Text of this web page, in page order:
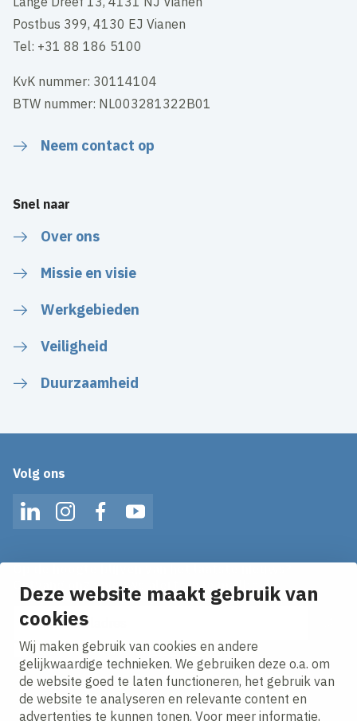
Deze website maakt gebruik van
cookies
Wij maken gebruik van cookies en andere
gelijkwaardige technieken. We gebruiken deze o.a. om
de website goed te laten functioneren, het gebruik van
de website te analyseren en relevante content en
advertenties te kunnen tonen. Voor meer informatie,
Postbus 399, 4130 EJ Vianen
Tel: +31 88 186 5100
KvK nummer: 30114104
BTW nummer: NL003281322B01
Neem contact op
Snel naar
Over ons
Missie en visie
Werkgebieden
Veiligheid
Duurzaamheid
Volg ons
LinkedInInstagramFacebookYouTube
Ontvang onze nieuws alerts in je mailbox!
E-mailadres
Ik ga akkoord met hetprivacy statement.